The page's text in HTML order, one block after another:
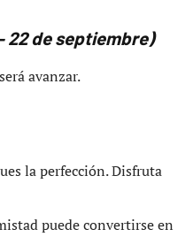
22 de septiembre)
avanzar.
la perfección. Disfruta
puede convertirse en